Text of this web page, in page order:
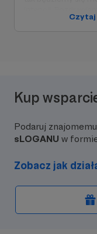
franciszkańsku,Czytaj
Kup
Podaruj
sLOGANU w
Zobacz jak